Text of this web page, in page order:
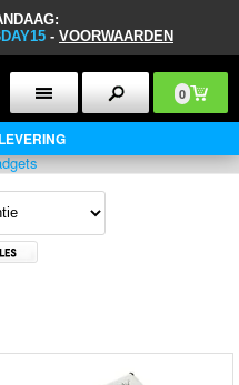
- VOORWAARDEN
0